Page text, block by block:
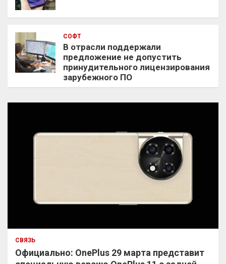
СОФТ
В отрасли поддержали
предложение не допустить
принудительного лицензирования
зарубежного ПО
СВЯЗЬ
Официально: OnePlus 29 марта представит